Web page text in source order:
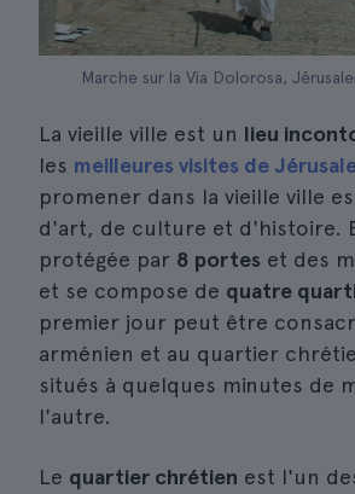
Marche sur la Via Dolorosa,
La vieille ville est un lieu
les meilleures visites de
promener dans la vieille ville
d'art, de culture et d'histoire.
protégée par 8 portes et des
et se compose de quatre
premier jour peut être
arménien et au quartier
situés à quelques minutes de
l'autre.
Le quartier chrétien est l'un